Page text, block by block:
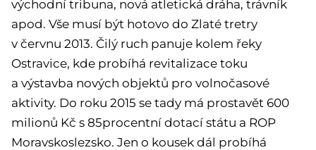
východní tribuna, nová atletická dráha, trávník
apod. Vše musí být hotovo do Zlaté tretry
v červnu 2013. Čilý ruch panuje kolem řeky
Ostravice, kde probíhá revitalizace toku
a výstavba nových objektů pro volnočasové
aktivity. Do roku 2015 se tady má prostavět 600
milionů Kč s 85procentní dotací státu a ROP
Moravskoslezsko. Jen o kousek dál probíhá